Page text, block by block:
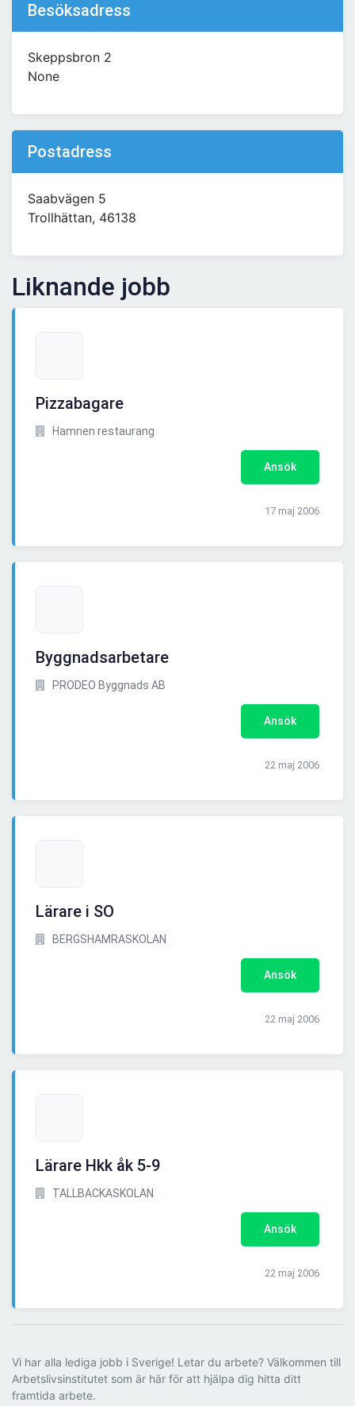
Besöksadress
Skeppsbron 2
None
Postadress
Saabvägen 5
Trollhättan, 46138
Liknande jobb
Pizzabagare
Hamnen restaurang
Ansök
17 maj 2006
Byggnadsarbetare
PRODEO Byggnads AB
Ansök
22 maj 2006
Lärare i SO
BERGSHAMRASKOLAN
Ansök
22 maj 2006
Lärare Hkk åk 5-9
TALLBACKASKOLAN
Ansök
22 maj 2006
Vi har alla lediga jobb i Sverige! Letar du arbete? Välkommen till
Arbetslivsinstitutet som är här för att hjälpa dig hitta ditt
framtida arbete.